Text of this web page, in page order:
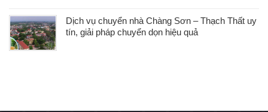
Dịch vụ chuyển nhà Chàng Sơn – Thạch Thất uy
tín, giải pháp chuyển dọn hiệu quả